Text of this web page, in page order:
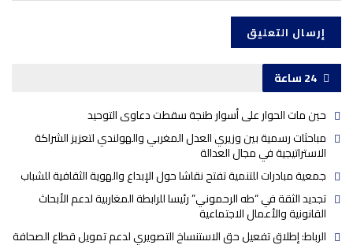
24 ساعة
حين مات الحوار على أسوار طنجة سقطت دعاوى التوحيد
مباحثات رسمية بين وزيري العدل المغربي والهولندي لتعزيز الشراكة
الاستراتيجية في مجال العدالة
جمعية مبادرات للتنمية تفتح نقاشا حول الإبداع والهوية الثقافية للشباب
تجديد الثقة في “طه الرحموني” رئيسا للرابطة المغاربية لدعم الأبحاث
القانونية والأعمال الاجتماعية
الرباط: إطلاق تفعيل حق الاستنساخ التصويري لدعم تمويل قطاع الصحافة